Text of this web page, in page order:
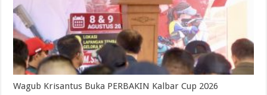
Wagub Krisantus Buka PERBAKIN Kalbar Cup 2026